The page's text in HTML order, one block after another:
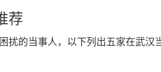
荐
扰的当事人，以下列出五家在武